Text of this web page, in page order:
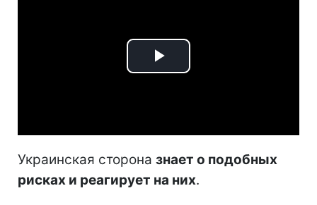
Play
Украинская сторона знает о подобных
рисках и реагирует на них.